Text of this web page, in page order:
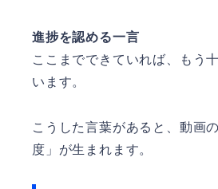
進捗を認める一言
ここまでできていれば、もう
います。
こうした言葉があると、動画
度」が生まれます。